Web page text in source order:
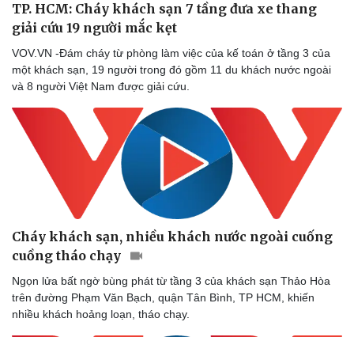
TP. HCM: Cháy khách sạn 7 tầng đưa xe thang
giải cứu 19 người mắc kẹt
VOV.VN -Đám cháy từ phòng làm việc của kế toán ở tầng 3 của
một khách sạn, 19 người trong đó gồm 11 du khách nước ngoài
và 8 người Việt Nam được giải cứu.
Cháy khách sạn, nhiều khách nước ngoài cuống
cuồng tháo chạy
Ngọn lửa bất ngờ bùng phát từ tầng 3 của khách sạn Thảo Hòa
trên đường Phạm Văn Bạch, quận Tân Bình, TP HCM, khiến
nhiều khách hoảng loạn, tháo chạy.